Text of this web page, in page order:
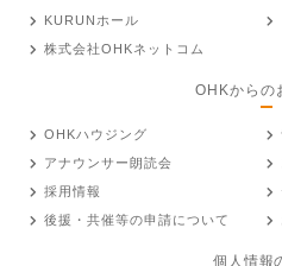
KURUNホール
株式会社OHKネットコム
OHKからの
OHKハウジング
アナウンサー朗読会
採用情報
後援・共催等の申請について
個人情報